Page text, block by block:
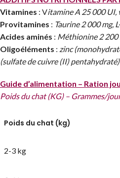
Vitamines : Vitamine A 25 000 UI,
Provitamines : Taurine 2 000 mg,
Acides aminés : Méthionine 2 200
Oligoéléments : zinc
(sulfate de cuivre (II)
Guide d’alimentation – Ration
Poids du chat (KG) – Grammes/
Poids du chat (kg)
2-3 kg